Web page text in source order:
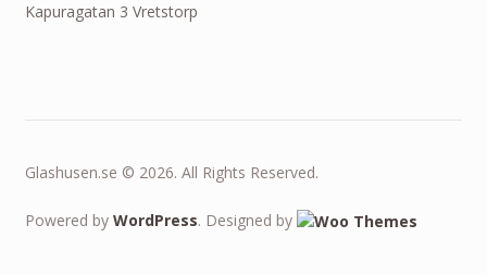
Kapuragatan 3 Vretstorp
Glashusen.se © 2026. All Rights Reserved.
Powered by WordPress. Designed by